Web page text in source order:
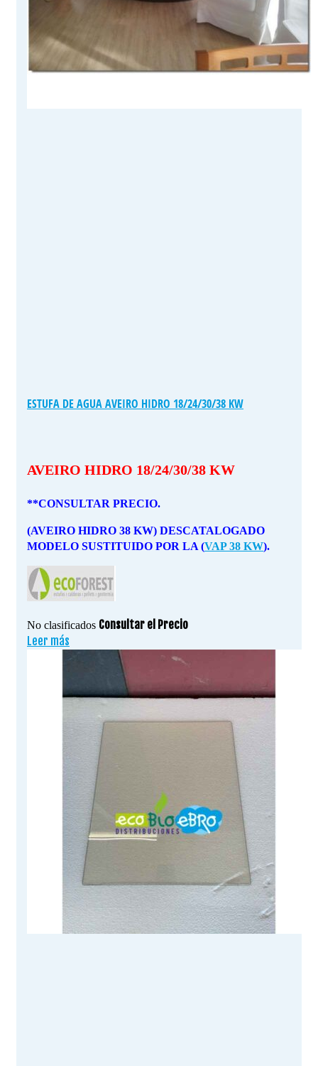
ESTUFA DE AGUA AVEIRO HIDRO 18/24/30/38 KW
AVEIRO HIDRO 18/24/30/38 KW
**CONSULTAR PRECIO.
(AVEIRO HIDRO 38 KW) DESCATALOGADO
MODELO SUSTITUIDO POR LA (VAP 38 KW).
No clasificados Consultar el Precio
Leer más